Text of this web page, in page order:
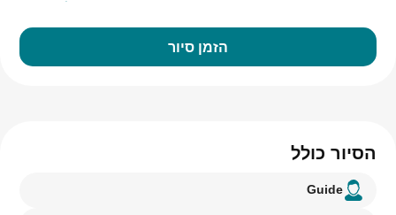
הזמן סיור
הסיור כולל
Guide